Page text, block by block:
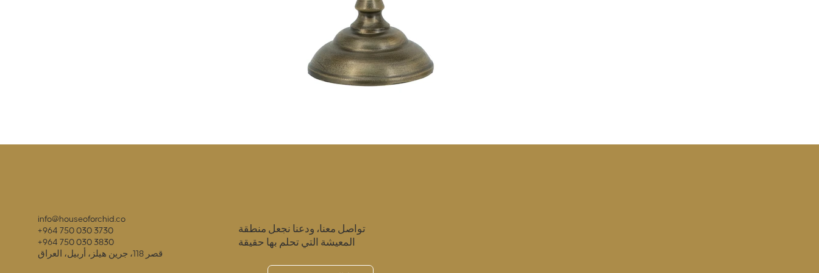
info@houseoforchid.co
+964 750 030 3730
+964 750 030 3830
قصر 118، جرين هيلز، أربيل، العراق
تواصل معنا، ودعنا نجعل منطقة
المعيشة التي تحلم بها حقيقة